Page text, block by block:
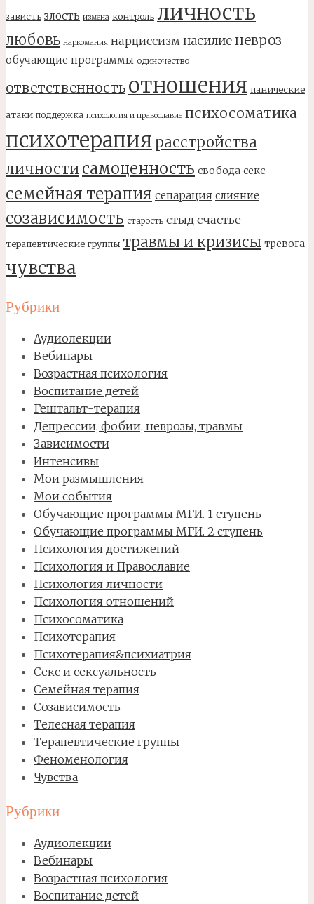
зависть злость измена контроль личность
любовь наркомания нарциссизм насилиеневроз
обучающие программы одиночество
ответственность отношения панические
атаки поддержка психология и православие психосоматика
психотерапия расстройства
личности самоценность свобода секс
семейная терапия сепарация слияние
созависимость старость стыд счастье
терапевтические группы травмы и кризисы тревога
чувства
Рубрики
Аудиолекции
Вебинары
Возрастная психология
Воспитание детей
Гештальт-терапия
Депрессии, фобии, неврозы, травмы
Зависимости
Интенсивы
Мои размышления
Мои события
Обучающие программы МГИ. 1 ступень
Обучающие программы МГИ. 2 ступень
Психология достижений
Психология и Православие
Психология личности
Психология отношений
Психосоматика
Психотерапия
Психотерапия&психиатрия
Секс и сексуальность
Семейная терапия
Созависимость
Телесная терапия
Терапевтические группы
Феноменология
Чувства
Рубрики
Аудиолекции
Вебинары
Возрастная психология
Воспитание детей